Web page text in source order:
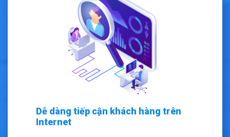
Dễ dàng tiếp cận khách hàng trên
Internet